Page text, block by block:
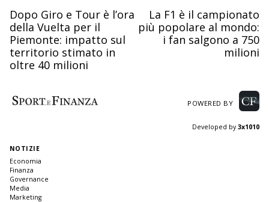
Dopo Giro e Tour è l’ora
della Vuelta per il
Piemonte: impatto sul
territorio stimato in
oltre 40 milioni
La F1 è il campionato
più popolare al mondo:
i fan salgono a 750
milioni
POWERED BY
Developed by3x1010
NOTIZIE
Economia
Finanza
Governance
Media
Marketing